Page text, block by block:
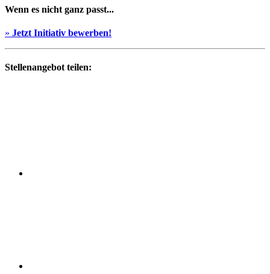
Wenn es nicht ganz passt...
» Jetzt Initiativ bewerben!
Stellenangebot teilen: